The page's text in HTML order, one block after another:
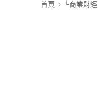
首頁 └商業財經